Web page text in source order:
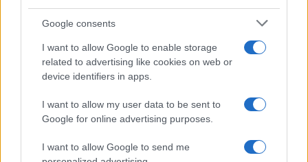
Google consents
I want to allow Google to enable storage
related to advertising like cookies on web or
device identifiers in apps.
I want to allow my user data to be sent to
Google for online advertising purposes.
I want to allow Google to send me
Na szép: Hamász-vezető fia narrálta a
BBC gázai „dokumentumfilmjét”
Október 7-éről szóló
dokumentumfilmmel próbálja tisztára